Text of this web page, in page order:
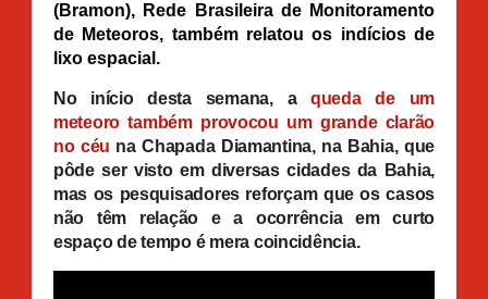
(Bramon), Rede Brasileira de Monitoramento
de Meteoros, também relatou os indícios de
lixo espacial.
No início desta semana, a queda de um
meteoro também provocou um grande clarão
no céu na Chapada Diamantina, na Bahia, que
pôde ser visto em diversas cidades da Bahia,
mas os pesquisadores reforçam que os casos
não têm relação e a ocorrência em curto
espaço de tempo é mera coincidência.